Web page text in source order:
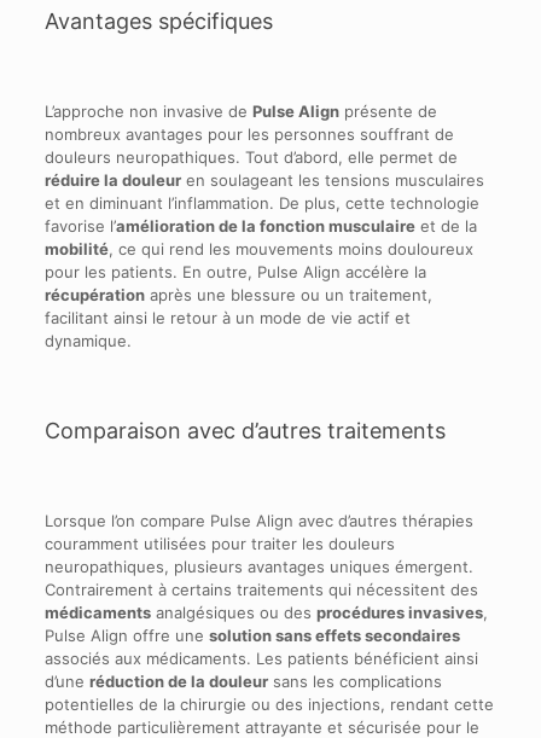
Avantages spécifiques
L’approche non invasive de Pulse Alignprésente de
nombreux avantages pour les personnes souffrant de
douleurs neuropathiques. Tout d’abord, elle permet de
réduire la douleuren soulageant les tensions musculaires
et en diminuant l’inflammation. De plus, cette technologie
favorise l’amélioration de la fonction musculaireet de la
mobilité, ce qui rend les mouvements moins douloureux
pour les patients. En outre, Pulse Align accélère la
récupérationaprès une blessure ou un traitement,
facilitant ainsi le retour à un mode de vie actif et
dynamique.
Comparaison avec d’autres traitements
Lorsque l’on compare Pulse Align avec d’autres thérapies
couramment utilisées pour traiter les douleurs
neuropathiques, plusieurs avantages uniques émergent.
Contrairement à certains traitements qui nécessitent des
médicamentsanalgésiques ou des procédures invasives,
Pulse Align offre une solution sans effets secondaires
associés aux médicaments. Les patients bénéficient ainsi
d’une réduction de la douleursans les complications
potentielles de la chirurgie ou des injections, rendant cette
méthode particulièrement attrayante et sécurisée pour le